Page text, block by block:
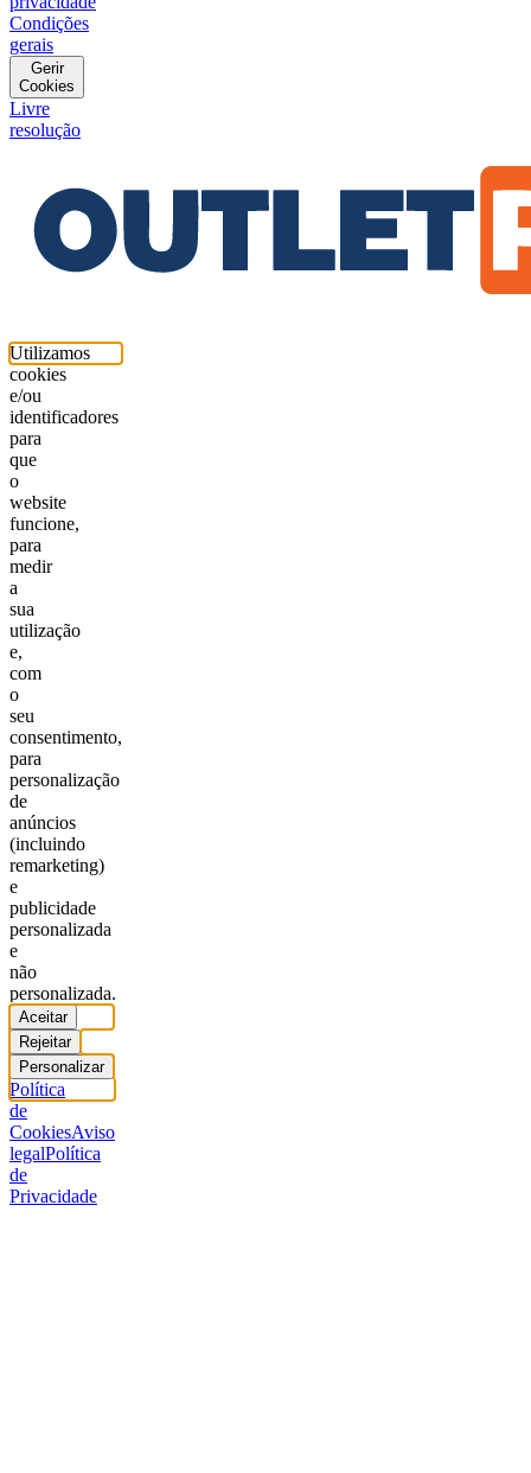
Condições
gerais
Gerir
Cookies
Livre
resolução
Utilizamos
cookies
e/ou
identificadores
para
que
o
website
funcione,
para
medir
a
sua
utilização
e,
com
o
seu
consentimento,
para
personalização
de
anúncios
(incluindo
remarketing)
e
publicidade
personalizada
e
não
personalizada.
Aceitar
Rejeitar
Personalizar
Política
de
CookiesAviso
legalPolítica
de
Privacidade